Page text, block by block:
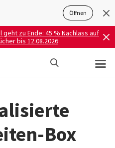
Öffnen
geht zu Ende: 45 % Nachlass auf
bis 12.08.2026
Box